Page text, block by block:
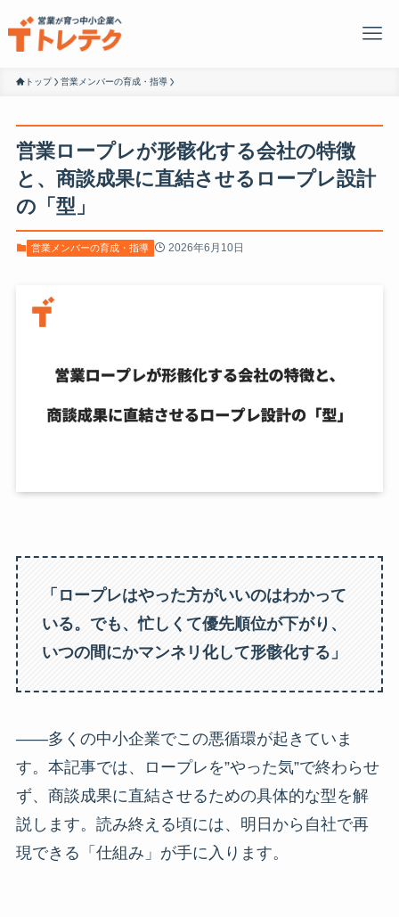
トップ 営業メンバーの育成・指導
営業ロープレが形骸化する会社の特徴
と、商談成果に直結させるロープレ設計
の「型」
営業メンバーの育成・指導 2026年6月10日
「ロープレはやった方がいいのはわかって
いる。でも、忙しくて優先順位が下がり、
いつの間にかマンネリ化して形骸化する」
——多くの中小企業でこの悪循環が起きていま
す。本記事では、ロープレを”やった気”で終わらせ
ず、商談成果に直結させるための具体的な型を解
説します。読み終える頃には、明日から自社で再
現できる「仕組み」が手に入ります。